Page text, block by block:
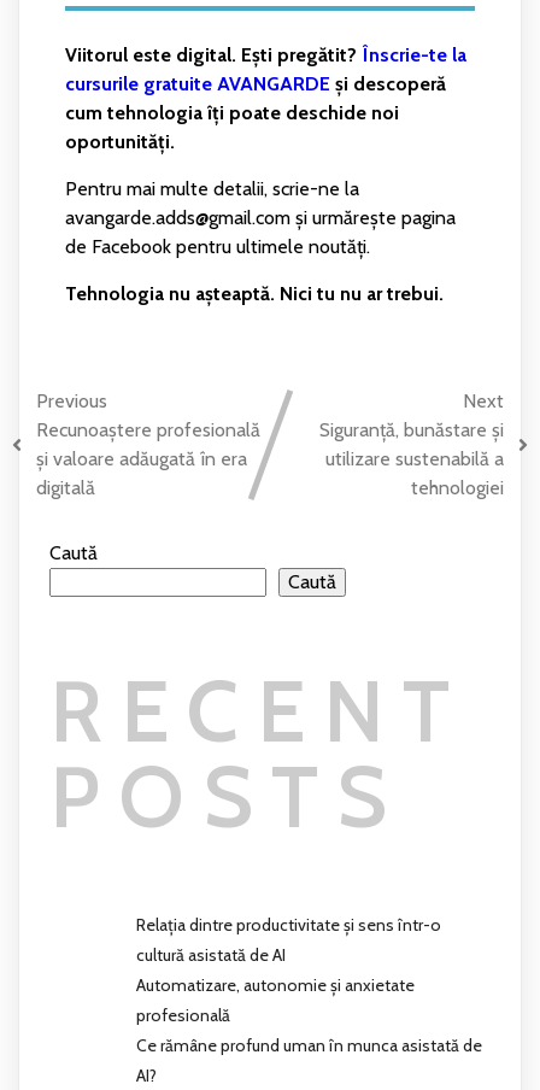
Viitorul este digital. Ești pregătit? Înscrie-te la
cursurile gratuite AVANGARDE și descoperă
cum tehnologia îți poate deschide noi
oportunități.
Pentru mai multe detalii, scrie-ne la
avangarde.adds@gmail.com și urmărește pagina
de Facebook pentru ultimele noutăți.
Tehnologia nu așteaptă. Nici tu nu ar trebui.
Previous
Recunoaștere profesională
și valoare adăugată în era
digitală
Next
Siguranță, bunăstare și
utilizare sustenabilă a
tehnologiei
Caută
Caută
RECENT
POSTS
Relația dintre productivitate și sens într-o
cultură asistată de AI
Automatizare, autonomie și anxietate
profesională
Ce rămâne profund uman în munca asistată de
AI?